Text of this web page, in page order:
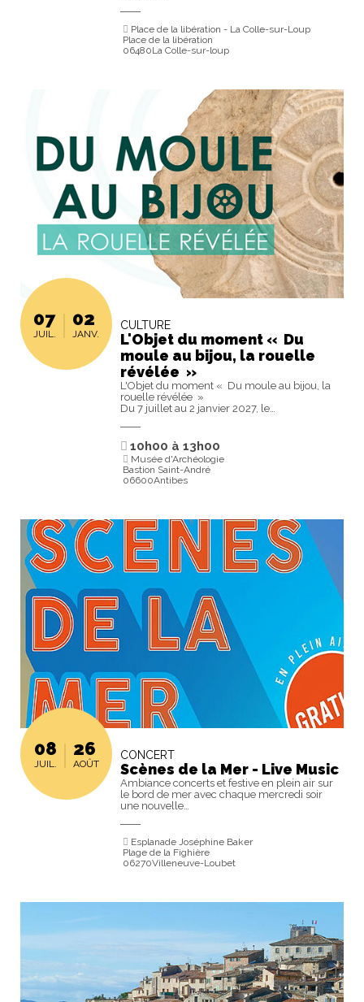
Place de la libération - La Colle-sur-Loup
Place de la libération
06480La Colle-sur-loup
07
JUIL.
02
JANV.
CULTURE
L'Objet du moment « Du
moule au bijou, la rouelle
révélée »
L'Objet du moment « Du moule au bijou, la
rouelle révélée »
Du 7 juillet au 2 janvier 2027, le…
10h00 à 13h00
Musée d'Archéologie
Bastion Saint-André
06600Antibes
08
JUIL.
26
AOÛT
CONCERT
Scènes de la Mer - Live Music
Ambiance concerts et festive en plein air sur
le bord de mer avec chaque mercredi soir
une nouvelle…
Esplanade Joséphine Baker
Plage de la Fighière
06270Villeneuve-Loubet